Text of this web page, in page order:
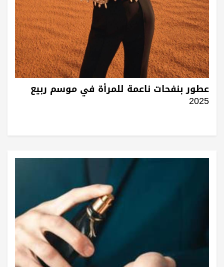
عطور بنفحات ناعمة للمرأة في موسم ربيع
2025